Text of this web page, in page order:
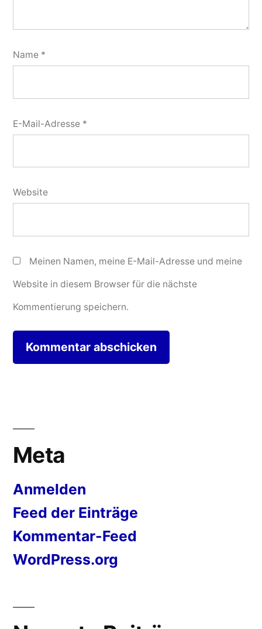
Name *
E-Mail-Adresse *
Website
Meinen Namen, meine E-Mail-Adresse und meine
Website in diesem Browser für die nächste
Kommentierung speichern.
Meta
Anmelden
Feed der Einträge
Kommentar-Feed
WordPress.org